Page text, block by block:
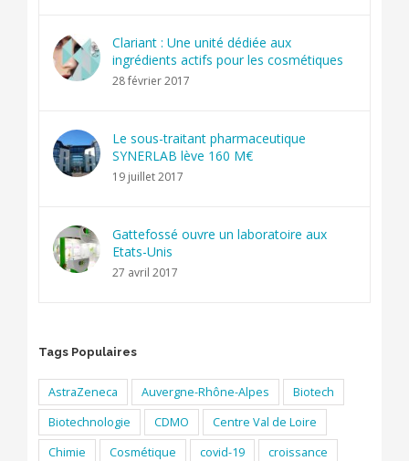
Clariant : Une unité dédiée aux
ingrédients actifs pour les cosmétiques
28 février 2017
Le sous-traitant pharmaceutique
SYNERLAB lève 160 M€
19 juillet 2017
Gattefossé ouvre un laboratoire aux
Etats-Unis
27 avril 2017
Tags Populaires
AstraZeneca Auvergne-Rhône-Alpes
Biotech
Biotechnologie
CDMO
Centre Val de Loire
Chimie
Cosmétique covid-19
croissance